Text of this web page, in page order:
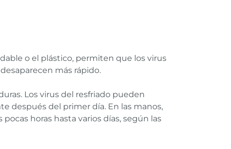
o el plástico, permiten que los virus
más rápido.
Los virus del resfriado pueden
después del primer día. En las manos,
horas hasta varios días, según las